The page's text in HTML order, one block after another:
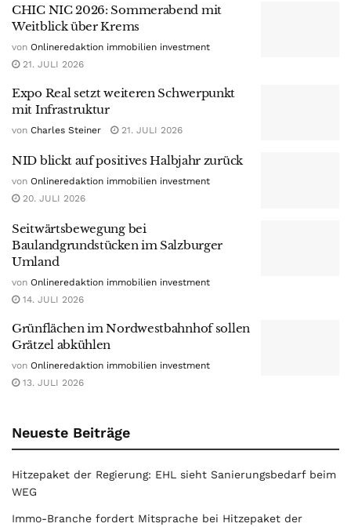
CHIC NIC 2026: Sommerabend mit
Weitblick über Krems
von Onlineredaktion immobilien investment
21. JULI 2026
Expo Real setzt weiteren Schwerpunkt
mit Infrastruktur
von Charles Steiner 21. JULI 2026
NID blickt auf positives Halbjahr zurück
von Onlineredaktion immobilien investment
20. JULI 2026
Seitwärtsbewegung bei
Baulandgrundstücken im Salzburger
Umland
von Onlineredaktion immobilien investment
14. JULI 2026
Grünflächen im Nordwestbahnhof sollen
Grätzel abkühlen
von Onlineredaktion immobilien investment
13. JULI 2026
Neueste Beiträge
Hitzepaket der Regierung: EHL sieht Sanierungsbedarf beim
WEG
Immo-Branche fordert Mitsprache bei Hitzepaket der